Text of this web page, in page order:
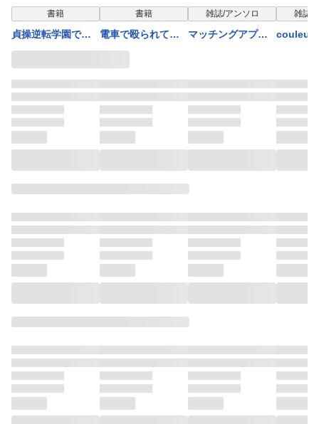
らバッドエンド確
定なので最強にな
ったけど、もう闇
堕ち【ヤンデレ
化】してません
か？（ブレイブ文
庫）３
嬢たちを
て、学院
雄へと成
書籍
貞操逆転学園で男
友達が近すぎる
書籍
電車で殴られてる
イケメン男子高校
高の王子様だった
件１
雑誌/アンソロ
マッチングアプリ
雑誌/
couleur